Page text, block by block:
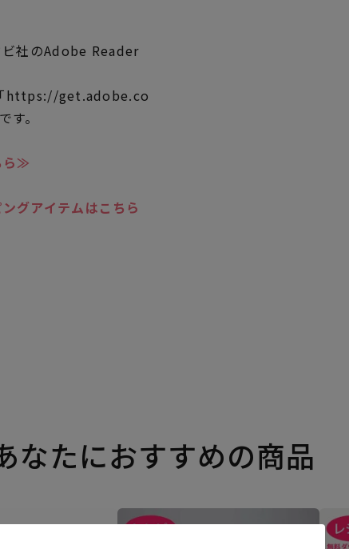
社のAdobe Reader
https://get.adobe.co
。
ら≫
グアイテムはこちら
なたにおすすめの商品